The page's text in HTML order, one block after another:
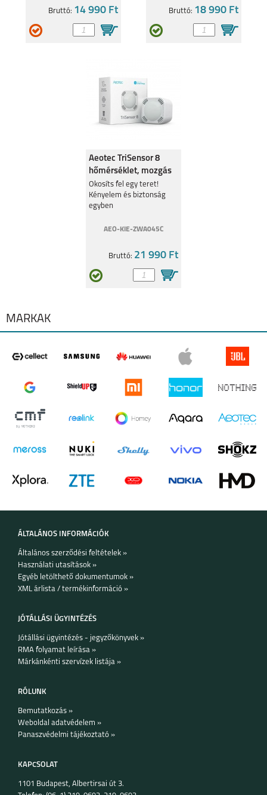
5G
GALAXY S22 5G
GALAXY A03
GALAXY Z FLIP3
GALAXY A72 GALAXY A52
GALAXY A42 GALAXY A32 5G
Bruttó: 14 990 Ft Bruttó: 18 990 Ft
Aeotec TriSensor 8
hőmérséklet, mozgás
és fény érzékelő
ZWA045C
Okosíts fel egy teret!
Kényelem és biztonság
egyben
AEO-KIE-ZWA045C
Bruttó: 21 990 Ft
MÁRKÁK
ÁLTALÁNOS INFORMÁCIÓK
Általános szerződési feltételek »
Használati utasítások »
Egyéb letölthető dokumentumok »
XML árlista / termékinformáció »
JÓTÁLLÁSI ÜGYINTÉZÉS
Jótállási ügyintézés - jegyzőkönyvek »
RMA folyamat leírása »
Márkánkénti szervízek listája »
RÓLUNK
Bemutatkozás »
Weboldal adatvédelem »
Panaszvédelmi tájékoztató »
KAPCSOLAT
1101 Budapest, Albertirsai út 3.